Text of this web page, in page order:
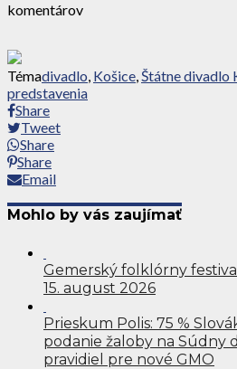
komentárov
Témadivadlo, Košice,Štátne divadlo
predstavenia
Share
Tweet
Share
Share
Email
Mohlo by vás zaujímať
Gemerský folklórny
15. august 2026
Prieskum Polis: 75 %
podanie žaloby na Súdny
pravidiel pre nové GMO